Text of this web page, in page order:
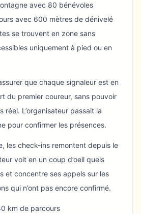
avec 80 bénévoles
avec 600 mètres de dénivelé
se trouvent en zone sans
uniquement à pied ou en
que chaque signaleur est en
du premier coureur, sans pouvoir
réel. L’organisateur passait la
pour confirmer les présences.
les check-ins remontent depuis le
voit en un coup d’oeil quels
et concentre ses appels sur les
qui n’ont pas encore confirmé.
km de parcours